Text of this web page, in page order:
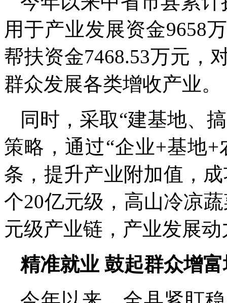
用于产业发展资金9658
帮扶资金7468.53万元，
群众发展各类增收产业。
同时，采取“建基地、
策略，通过“企业+基地
条，提升产业附加值，
个20亿元级，高山冷凉
元级产业链，产业发展
精准就业 鼓起群众增